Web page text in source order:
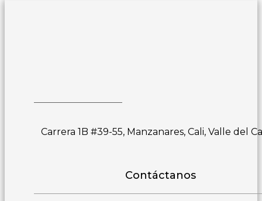
Carrera 1B #39-55, Manzanares, Cali, Valle del
Contáctanos